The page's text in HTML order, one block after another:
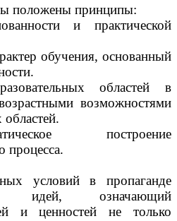
положены принципы:
и практической
обучения, основанный
областей в
возможностями
построение
процесса.
условий в пропаганде
идей, означающий
и ценностей не только